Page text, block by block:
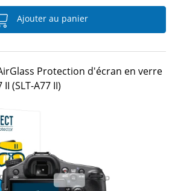
Ajouter au panier
Protection d'écran en verre
(SLT-A77 II)